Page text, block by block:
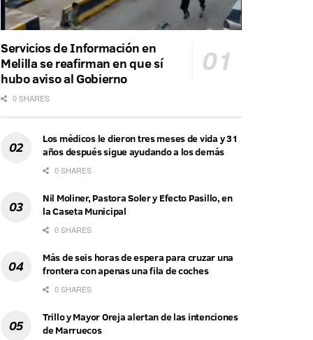
Servicios de Información en
Melilla se reafirman en que sí
hubo aviso al Gobierno
0 SHARES
Los médicos le dieron tres meses de vida y 31
años después sigue ayudando a los demás
0 SHARES
Nil Moliner, Pastora Soler y Efecto Pasillo, en
la Caseta Municipal
0 SHARES
Más de seis horas de espera para cruzar una
frontera con apenas una fila de coches
0 SHARES
Trillo y Mayor Oreja alertan de las intenciones
de Marruecos